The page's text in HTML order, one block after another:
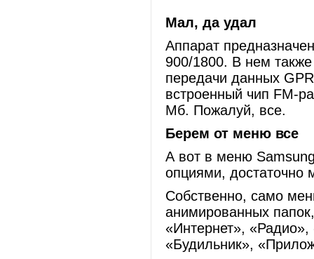
Мал, да удал
Аппарат
900/1800. В нем
передачи данных
встроенный чип FM-
Мб. Пожалуй, все.
Берем от меню все
А вот в меню
опциями, достаточно
Собственно, само
анимированных
«Интернет»,
«Будильник»,